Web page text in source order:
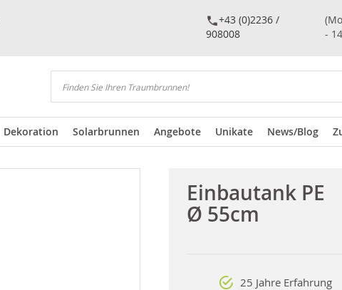
+43 (0)2236 /
908008
-
Suchen
Dekoration Solarbrunnen Angebote Unikate News/Blog
Einbautank PE
Ø 55cm
25 Jahre Erfahrung